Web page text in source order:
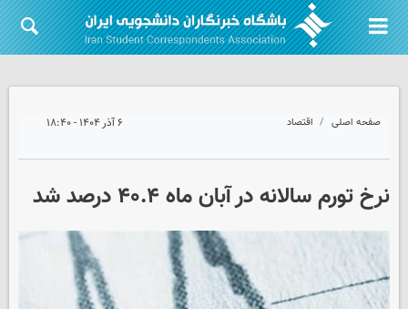
صفحه اصلی اقتصاد ۶ آذر ۱۴۰۴ - ۱۸:۴۰
نرخ تورم سالانه در آبان ماه ۴۰.۴ درصد شد